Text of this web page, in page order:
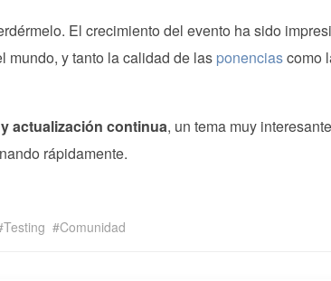
El crecimiento del evento ha sido
mundo, y tanto la calidad de las ponenciascomo
actualización continua, un tema muy
rápidamente.
Testing Comunidad